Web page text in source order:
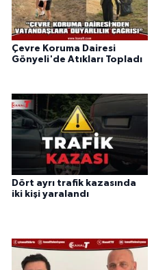
Çevre Koruma Dairesi
Gönyeli'de Atıkları Topladı
Dört ayrı trafik kazasında
iki kişi yaralandı